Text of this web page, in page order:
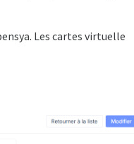
Les cartes virtuelle